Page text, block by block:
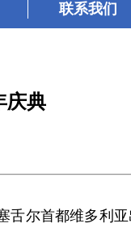
联系我们
庆典
舌尔首都维多利